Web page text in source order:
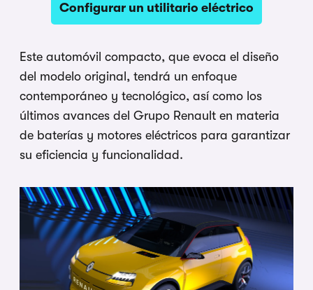
Configurar un utilitario eléctrico
Este automóvil compacto, que evoca el diseño
del modelo original, tendrá un enfoque
contemporáneo y tecnológico, así como los
últimos avances del Grupo Renault en materia
de baterías y motores eléctricos para garantizar
su eficiencia y funcionalidad.